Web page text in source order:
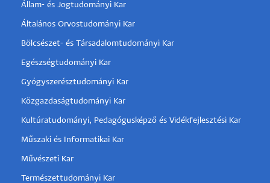
Állam- és Jogtudományi Kar
Általános Orvostudományi Kar
Bölcsészet- és Társadalomtudományi Kar
Egészségtudományi Kar
Gyógyszerésztudományi Kar
Közgazdaságtudományi Kar
Kultúratudományi, Pedagógusképző és Vidékfejlesztési Kar
Műszaki és Informatikai Kar
Művészeti Kar
Természettudományi Kar